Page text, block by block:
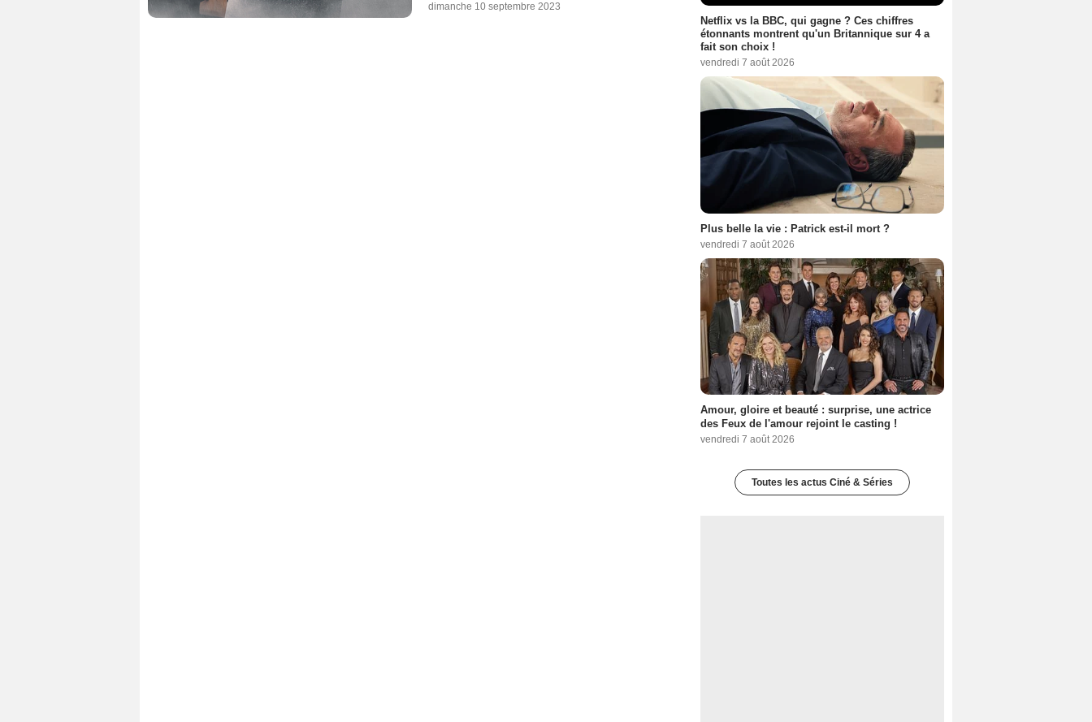
dimanche 10 septembre 2023
Netflix vs la BBC, qui gagne ? Ces chiffres
étonnants montrent qu'un Britannique sur 4 a
fait son choix !
vendredi 7 août 2026
Plus belle la vie : Patrick est-il mort ?
vendredi 7 août 2026
Amour, gloire et beauté : surprise, une actrice
des Feux de l'amour rejoint le casting !
vendredi 7 août 2026
Toutes les actus Ciné & Séries